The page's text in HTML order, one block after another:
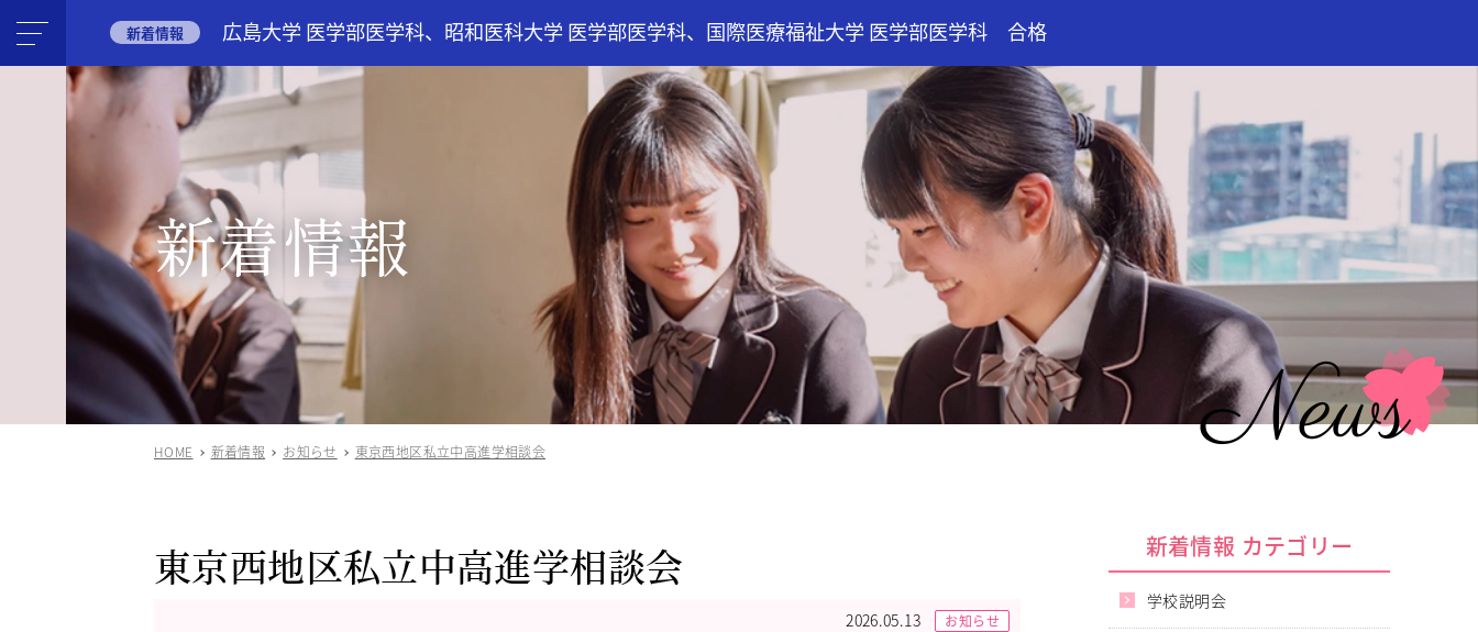
新着情報 広島大学 医学部医学科、昭和医科大学 医学部医学科、国際医療福祉大学 医学部医学科 合格
新着情報
News
HOME 新着情報 お知らせ 東京西地区私立中高進学相談会
東京西地区私立中高進学相談会
2026.05.13 お知らせ
新着情報 カテゴリー
学校説明会